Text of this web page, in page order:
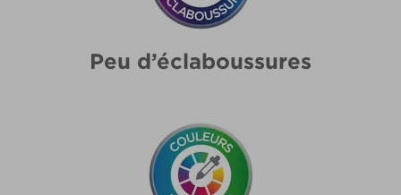
Peu d’éclaboussures